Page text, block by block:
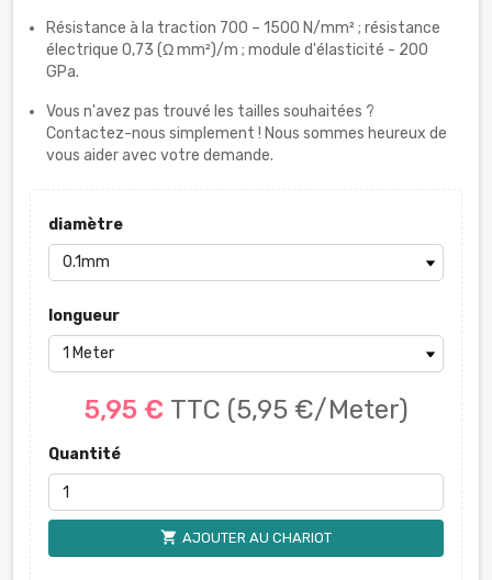
Résistance à la traction 700 – 1500 N/mm² ; résistance
électrique 0,73 (Ω mm²)/m ; module d'élasticité - 200
GPa.
Vous n'avez pas trouvé les tailles souhaitées ?
Contactez-nous simplement ! Nous sommes heureux de
vous aider avec votre demande.
diamètre
longueur
5,95 € TTC (5,95 €/Meter)
Quantité
shopping_cart AJOUTER AU CHARIOT